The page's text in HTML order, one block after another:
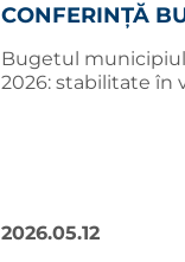
CONFERINȚĂ
Bugetul
2026: stabilitate în
2026.05.12